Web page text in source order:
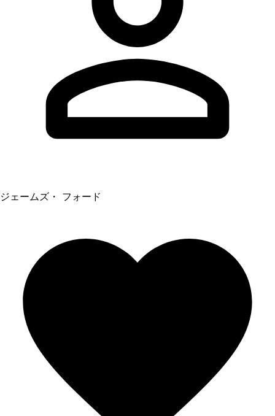
ジェームズ・ フォード